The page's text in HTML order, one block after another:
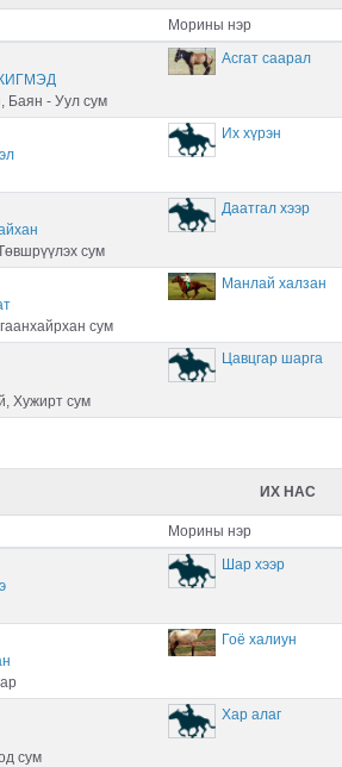
Морины нэр
Баян - Уул сум
Асгат саарал
Их хүрэн
сум
Даатгал хээр
сум
Манлай халзан
Хужирт сум
Цавцгар шарга
ИХ НАС
Морины нэр
Шар хээр
Гоё халиун
сум
Хар алаг